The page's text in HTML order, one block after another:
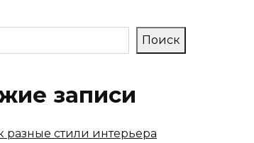
Поиск
записи
разные стили интерьера